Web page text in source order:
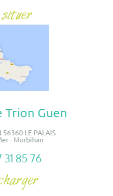
Trion Guen
56360 LE PALAIS
- Morbihan
31 85 76